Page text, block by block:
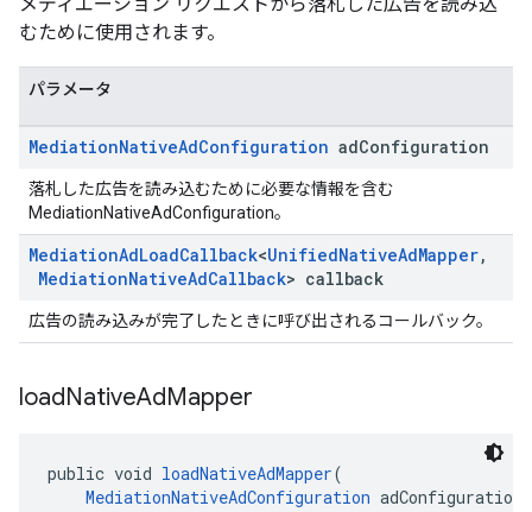
むために使用されます。
パラメータ
MediationNativeAdConfiguration adConfiguration
落札した広告を読み込むために必要な情報を含む
MediationNativeAdConfiguration。
MediationAdLoadCallback<UnifiedNativeAdMapper,
MediationNativeAdCallback> callback
広告の読み込みが完了したときに呼び出されるコールバック。
loadNativeAdMapper
public void loadNativeAdMapper(
MediationNativeAdConfiguration adConfiguration,